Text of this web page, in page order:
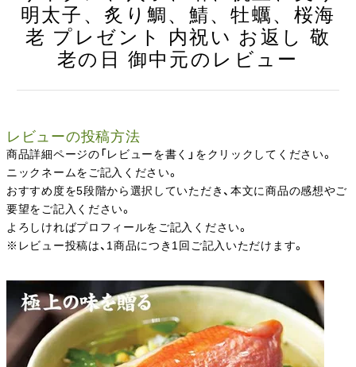
明太子、炙り鯛、鯖、牡蠣、桜海
老 プレゼント 内祝い お返し 敬
老の日 御中元のレビュー
レビューの投稿方法
商品詳細ページの「レビューを書く」をクリックしてください。
ニックネームをご記入ください。
おすすめ度を5段階から選択していただき、本文に商品の感想やご
要望をご記入ください。
よろしければプロフィールをご記入ください。
※レビュー投稿は、1商品につき1回ご記入いただけます。